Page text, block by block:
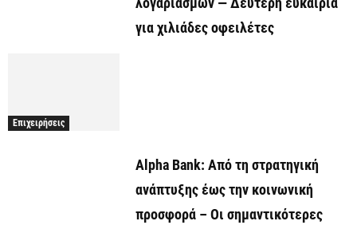
για χιλιάδες οφειλέτες
Επιχειρήσεις
Alpha Bank: Από τη στρατηγική
ανάπτυξης έως την κοινωνική
προσφορά – Οι σημαντικότερες